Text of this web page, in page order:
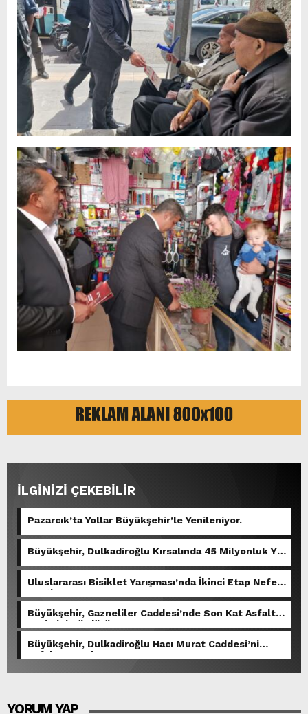
İLGİNİZİ ÇEKEBİLİR
Pazarcık’ta Yollar Büyükşehir’le Yenileniyor.
Büyükşehir, Dulkadiroğlu Kırsalında 45 Milyonluk Yol
Yatırımını Tamamladı.
Uluslararası Bisiklet Yarışması’nda İkinci Etap Nefes
Kesti.
Büyükşehir, Gazneliler Caddesi’nde Son Kat Asfalt
Serimini Sürdürüyor.
Büyükşehir, Dulkadiroğlu Hacı Murat Caddesi’ni
Asfalta Hazırlıyor.
YORUM YAP